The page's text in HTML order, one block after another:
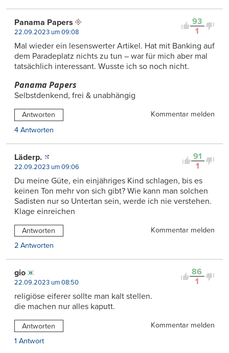
93
1
Panama Papers
22.09.2023 um 09:08
Mal wieder ein lesenswerter Artikel. Hat mit Banking auf
dem Paradeplatz nichts zu tun – war für mich aber mal
tatsächlich interessant. Wusste ich so noch nicht.
Panama Papers
Selbstdenkend, frei & unabhängig
Antworten
Kommentar melden
4 Antworten
91
1
Läderp.
22.09.2023 um 09:06
Du meine Güte, ein einjähriges Kind schlagen, bis es
keinen Ton mehr von sich gibt? Wie kann man solchen
Sadisten nur so Untertan sein, werde ich nie verstehen.
Klage einreichen
Antworten
Kommentar melden
2 Antworten
86
1
gio
22.09.2023 um 08:50
religiöse eiferer sollte man kalt stellen.
die machen nur alles kaputt.
Antworten
Kommentar melden
1 Antwort